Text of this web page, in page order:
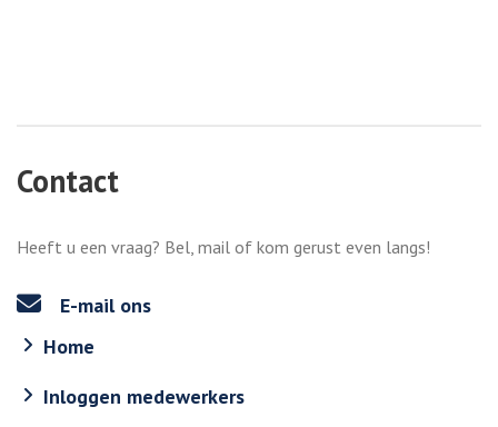
Contact
Heeft u een vraag? Bel, mail of kom gerust even langs!
E-mail ons
Home
Inloggen medewerkers